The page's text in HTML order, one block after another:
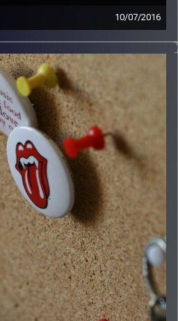
10/07/2016
קלאסיקות רוק עם אורן הוף.
włodi